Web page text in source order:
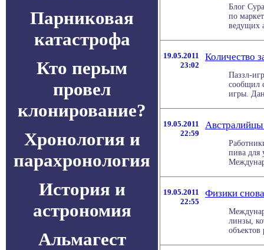
Парниковая
катастрофа
Кто перым
провел
клонирование?
Хронология и
парахронология
История и
астрономия
Альмагест
Блог
по
ведущих
19.05.2011
23:02
Количество
Паззл-
сообщил
игры.
19.05.2011
22:59
Австралийцы
пива для
19.05.2011
22:55
Физики
линзы,